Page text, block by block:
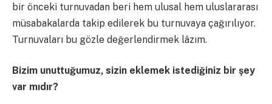
bir önceki turnuvadan beri hem ulusal hem uluslararası
müsabakalarda takip edilerek bu turnuvaya çağırılıyor.
Turnuvaları bu gözle değerlendirmek lâzım.
Bizim unuttuğumuz, sizin eklemek istediğiniz bir şey
var mıdır?